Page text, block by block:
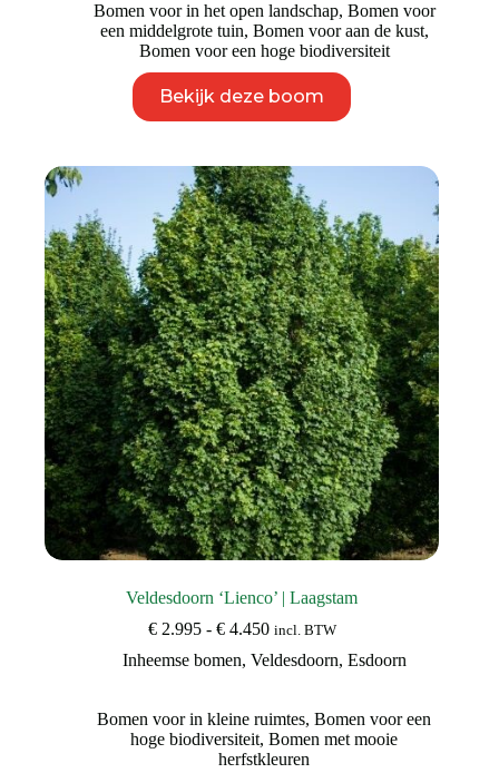
Bomen voor in het open landschap, Bomen voor
een middelgrote tuin, Bomen voor aan de kust,
Bomen voor een hoge biodiversiteit
Bekijk deze boom
product
heeft
Deze
optie
kan
gekozen
worden
op
de
productpagina
Veldesdoorn ‘Lienco’ | Laagstam
€2.995 - €4.450Prijsklasse:
tot
incl. BTW
Inheemse bomen, Veldesdoorn, Esdoorn
Bomen voor in kleine ruimtes,Bomen voor een
hoge biodiversiteit,Bomen met mooie
herfstkleuren